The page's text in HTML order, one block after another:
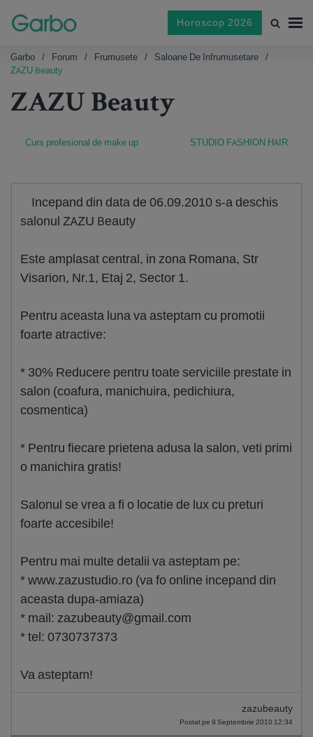
Horoscop 2026
Garbo Forum Frumusete
Saloane De Infrumusetare
ZAZU Beauty
ZAZU Beauty
Curs profesional de make up STUDIO FASHION HAIR
Incepand din data de 06.09.2010 s-a deschis
salonul ZAZU Beauty
Este amplasat central, in zona Romana, Str
Visarion, Nr.1, Etaj 2, Sector 1.
Pentru aceasta luna va asteptam cu promotii
foarte atractive:
* 30% Reducere pentru toate serviciile prestate in
salon (coafura, manichuira, pedichiura,
cosmentica)
* Pentru fiecare prietena adusa la salon, veti primi
o manichira gratis!
Salonul se vrea a fi o locatie de lux cu preturi
foarte accesibile!
Pentru mai multe detalii va asteptam pe:
* www.zazustudio.ro (va fo online incepand din
aceasta dupa-amiaza)
* mail: zazubeauty@gmail.com
* tel: 0730737373
Va asteptam!
zazubeauty
Postat pe 9 Septembrie 2010 12:34